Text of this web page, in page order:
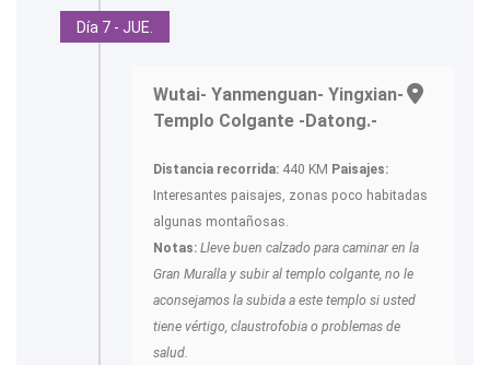
Día 7 - JUE.
Wutai- Yanmenguan- Yingxian-
Templo Colgante -Datong.-
Distancia recorrida: 440 KM Paisajes:
Interesantes paisajes, zonas poco habitadas
algunas montañosas.
Notas: Lleve buen calzado para caminar en la
Gran Muralla y subir al templo colgante, no le
aconsejamos la subida a este templo si usted
tiene vértigo, claustrofobia o problemas de
salud.